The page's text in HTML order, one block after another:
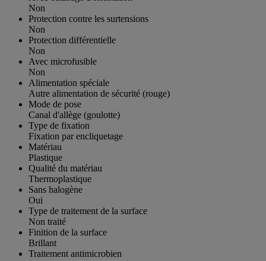
Non
Protection contre les surtensions
Non
Protection différentielle
Non
Avec microfusible
Non
Alimentation spéciale
Autre alimentation de sécurité (rouge)
Mode de pose
Canal d'allège (goulotte)
Type de fixation
Fixation par encliquetage
Matériau
Plastique
Qualité du matériau
Thermoplastique
Sans halogène
Oui
Type de traitement de la surface
Non traité
Finition de la surface
Brillant
Traitement antimicrobien